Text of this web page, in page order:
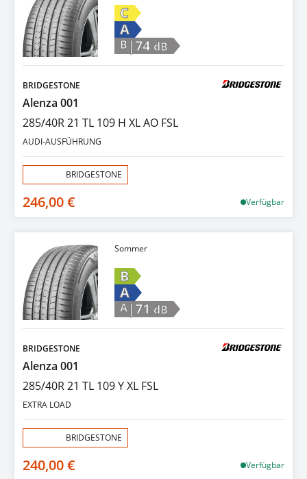
C
A
B |74 dB
BRIDGESTONE
Alenza 001
285/40R 21 TL 109 H XL AO FSL
AUDI-AUSFÜHRUNG
BRIDGESTONE
246,00 € Verfügbar
Sommer
B
A
A |71 dB
BRIDGESTONE
Alenza 001
285/40R 21 TL 109 Y XL FSL
EXTRA LOAD
BRIDGESTONE
240,00 € Verfügbar